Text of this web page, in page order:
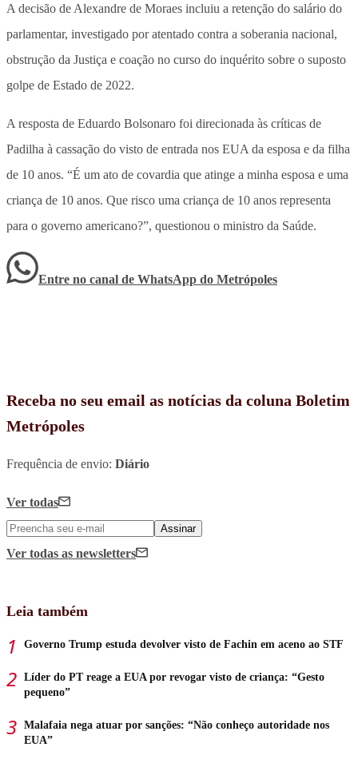
A decisão de Alexandre de Moraes incluiu a retenção do salário do
parlamentar, investigado por atentado contra a soberania nacional,
obstrução da Justiça e coação no curso do inquérito sobre o suposto
golpe de Estado de 2022.
A resposta de Eduardo Bolsonaro foi direcionada às críticas de
Padilha à cassação do visto de entrada nos EUA da esposa e da filha
de 10 anos. “É um ato de covardia que atinge a minha esposa e uma
criança de 10 anos. Que risco uma criança de 10 anos representa
para o governo americano?”, questionou o ministro da Saúde.
Entre no canal de WhatsApp do Metrópoles
Receba no seu email as notícias da coluna Boletim
Metrópoles
Frequência de envio: Diário
Ver todas
Assinar
Ver todas as newsletters
Leia também
Governo Trump estuda devolver visto de Fachin em aceno ao STF
Líder do PT reage a EUA por revogar visto de criança: “Gesto
pequeno”
Malafaia nega atuar por sanções: “Não conheço autoridade nos
EUA”